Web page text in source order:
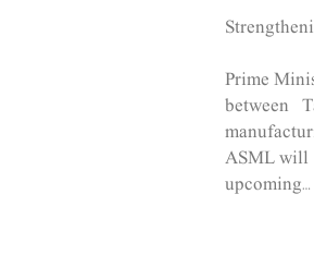
Prime
between
ASML will
upcoming…